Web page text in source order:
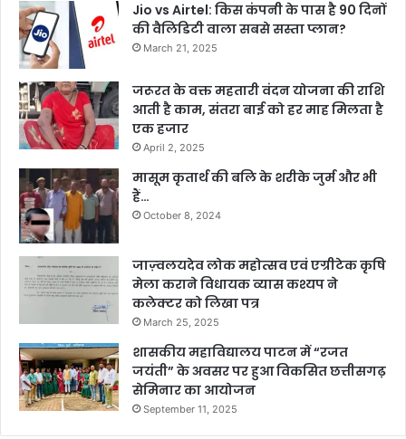
Jio vs Airtel: किस कंपनी के पास है 90 दिनों
की वैलिडिटी वाला सबसे सस्ता प्लान?
March 21, 2025
जरूरत के वक्त महतारी वंदन योजना की राशि
आती है काम, संतरा बाई को हर माह मिलता है
एक हजार
April 2, 2025
मासूम कृतार्थ की बलि के शरीके जुर्म और भी
हैं…
October 8, 2024
जाज़्वलयदेव लोक महोत्सव एवं एग्रीटेक कृषि
मेला कराने विधायक व्यास कश्यप ने
कलेक्टर को लिखा पत्र
March 25, 2025
शासकीय महाविद्यालय पाटन में “रजत
जयंती” के अवसर पर हुआ विकसित छत्तीसगढ़
सेमिनार का आयोजन
September 11, 2025